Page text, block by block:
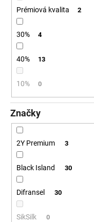
Prémiová kvalita 2
30% 4
40% 13
10% 0
Značky
2Y Premium 3
Black Island 30
Difransel 30
SikSilk 0
m